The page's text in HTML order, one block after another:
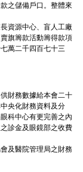
之儲備戶口。整體來
資源中心、盲人工廠
旗籌款活動籌得款項
萬二千四百七十三
財務數據給本會二十
央化財務資料及分
科中心有更完善之內
診金及眼鏡部之收費
及醫院管理局之財務